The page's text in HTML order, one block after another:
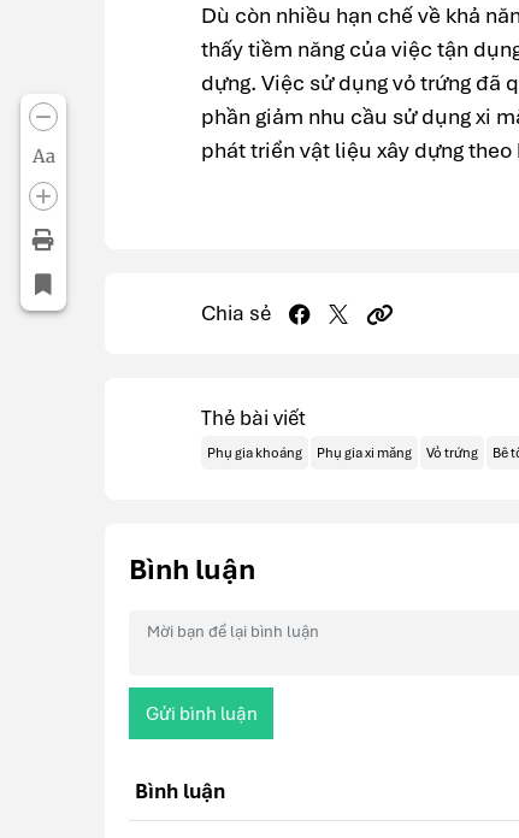
Aa
Dù còn nhiều hạn chế về khả
thấy tiềm năng của việc tận
dựng. Việc sử dụng vỏ trứng đã
phần giảm nhu cầu sử dụng xi
phát triển vật liệu xây dựng
Chia sẻ
Thẻ bài viết
Phụ gia khoáng Phụ gia xi măng Vỏ trứng Bê
Bình luận
Gửi bình luận
Bình luận